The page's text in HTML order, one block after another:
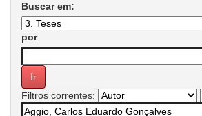
Buscar em:
por
Filtros correntes: